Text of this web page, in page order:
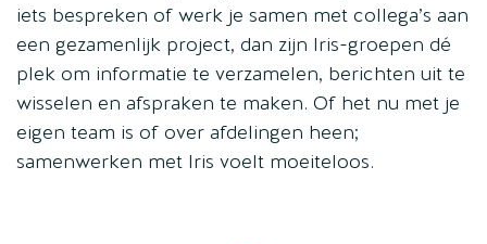
iets bespreken of werk je samen met collega’s aan
een gezamenlijk project, dan zijn Iris-groepen dé
plek om informatie te verzamelen, berichten uit te
wisselen en afspraken te maken. Of het nu met je
eigen team is of over afdelingen heen;
samenwerken met Iris voelt moeiteloos.